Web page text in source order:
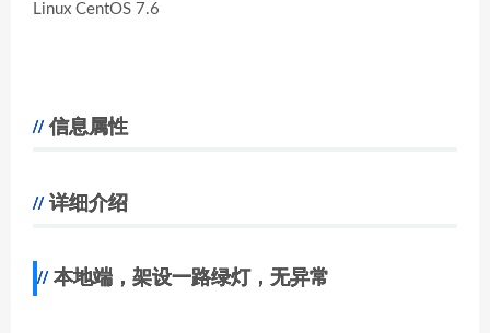
Linux CentOS 7.6
信息属性
详细介绍
本地端，架设一路绿灯，无异常